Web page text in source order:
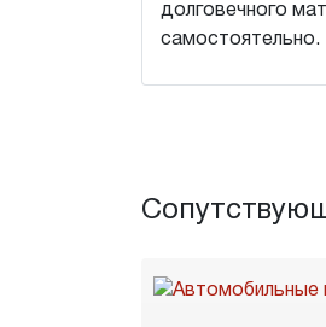
долговечного
самостоятельно.